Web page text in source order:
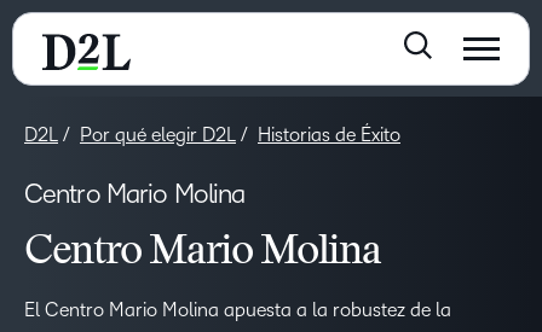
D2L Por qué elegir D2L Historias de Éxito
Centro Mario Molina
Centro Mario Molina
El Centro Mario Molina apuesta a la robustez de la